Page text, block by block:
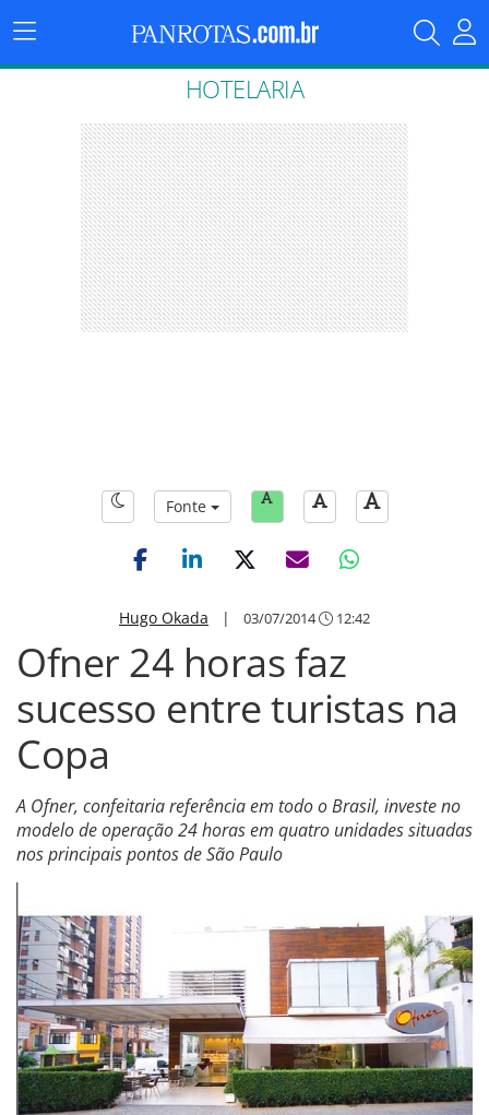
Menu
Principal
HOTELARIA
Fonte
Hugo Okada | 03/07/2014 12:42
Ofner 24 horas faz
sucesso entre turistas na
Copa
A Ofner, confeitaria referência em todo o Brasil, investe no
modelo de operação 24 horas em quatro unidades situadas
nos principais pontos de São Paulo